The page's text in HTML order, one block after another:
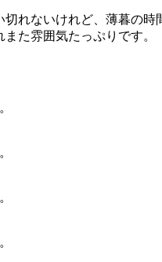
れないけれど、薄暮の
た雰囲気たっぷりです。